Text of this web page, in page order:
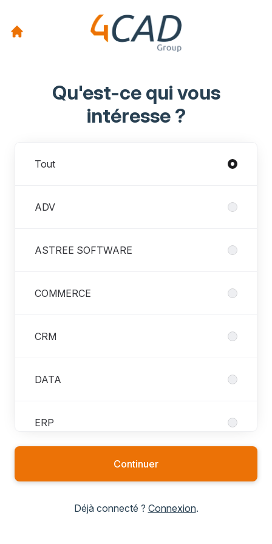
Qu'est-ce qui vous
intéresse ?
Tout
ADV
ASTREE SOFTWARE
COMMERCE
CRM
DATA
ERP
Continuer
Déjà connecté ? Connexion.